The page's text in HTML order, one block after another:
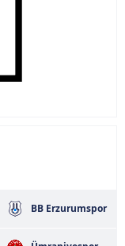
BB Erzurumspor